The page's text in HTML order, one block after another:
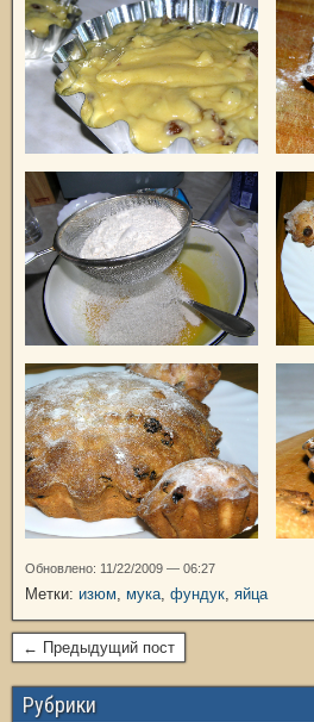
Обновлено: 11/22/2009 — 06:27
Метки: изюм мука фундук яйца
← Предыдущий пост
Рубрики